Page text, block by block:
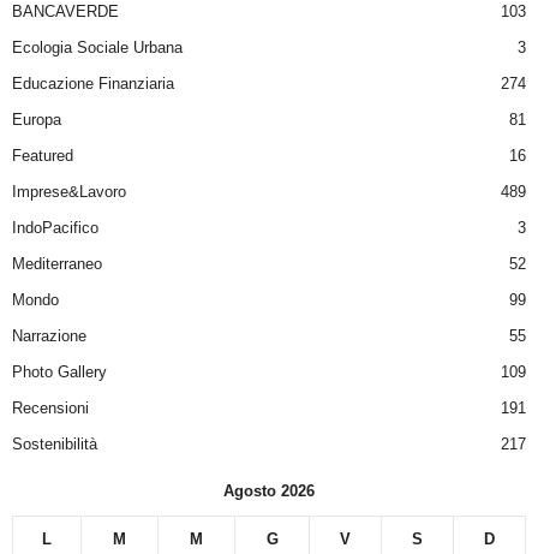
BANCAVERDE
103
Ecologia Sociale Urbana
3
Educazione Finanziaria
274
Europa
81
Featured
16
Imprese&Lavoro
489
IndoPacifico
3
Mediterraneo
52
Mondo
99
Narrazione
55
Photo Gallery
109
Recensioni
191
Sostenibilità
217
Agosto 2026
L M M G V S D